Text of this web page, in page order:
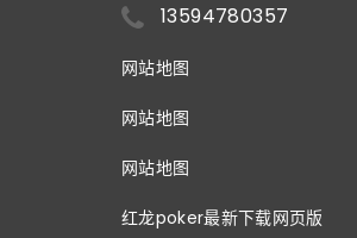
13594780357
网站地图
网站地图
网站地图
红龙poker最新下载网页版